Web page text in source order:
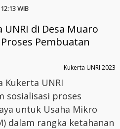
WIB
Kukerta UNRI 2023
Kukerta UNRI
sosialisasi proses
untuk Usaha Mikro
dalam rangka ketahanan